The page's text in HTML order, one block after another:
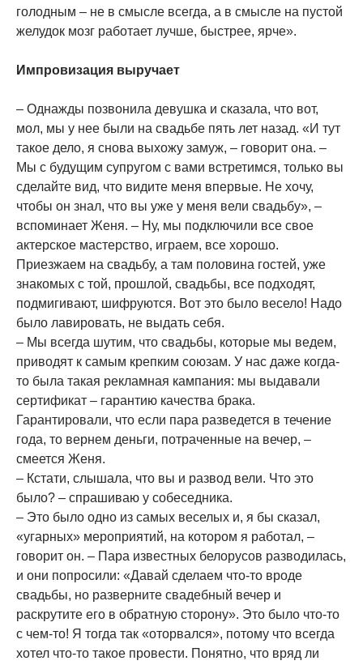
голодным – не в смысле всегда, а в смысле на пустой
желудок мозг работает лучше, быстрее, ярче».
Импровизация выручает
– Однажды позвонила девушка и сказала, что вот,
мол, мы у нее были на свадьбе пять лет назад. «И тут
такое дело, я снова выхожу замуж, – говорит она. –
Мы с будущим супругом с вами встретимся, только вы
сделайте вид, что видите меня впервые. Не хочу,
чтобы он знал, что вы уже у меня вели свадьбу», –
вспоминает Женя. – Ну, мы подключили все свое
актерское мастерство, играем, все хорошо.
Приезжаем на свадьбу, а там половина гостей, уже
знакомых с той, прошлой, свадьбы, все подходят,
подмигивают, шифруются. Вот это было весело! Надо
было лавировать, не выдать себя.
– Мы всегда шутим, что свадьбы, которые мы ведем,
приводят к самым крепким союзам. У нас даже когда-
то была такая рекламная кампания: мы выдавали
сертификат – гарантию качества брака.
Гарантировали, что если пара разведется в течение
года, то вернем деньги, потраченные на вечер, –
смеется Женя.
– Кстати, слышала, что вы и развод вели. Что это
было? – спрашиваю у собеседника.
– Это было одно из самых веселых и, я бы сказал,
«угарных» мероприятий, на котором я работал, –
говорит он. – Пара известных белорусов разводилась,
и они попросили: «Давай сделаем что-то вроде
свадьбы, но разверните свадебный вечер и
раскрутите его в обратную сторону». Это было что-то
с чем-то! Я тогда так «оторвался», потому что всегда
хотел что-то такое провести. Понятно, что вряд ли